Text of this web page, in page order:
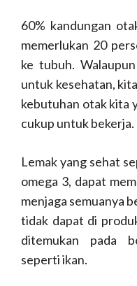
60% kandungan
memerlukan 20
ke tubuh.
untuk kesehatan,
kebutuhan otak kita
cukup untuk bekerja.
Lemak yang sehat
omega 3, dapat
menjaga semuanya
tidak dapat di
ditemukan pada
seperti ikan.